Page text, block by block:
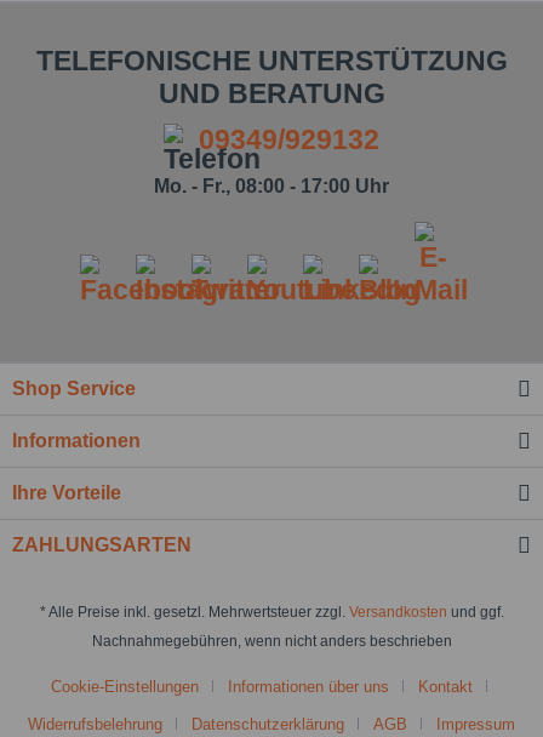
TELEFONISCHE UNTERSTÜTZUNG
UND BERATUNG
09349/929132
Mo. - Fr., 08:00 - 17:00 Uhr
Shop Service
Informationen
Ihre Vorteile
ZAHLUNGSARTEN
* Alle Preise inkl. gesetzl. Mehrwertsteuer zzgl. Versandkosten und ggf.
Nachnahmegebühren, wenn nicht anders beschrieben
Cookie-Einstellungen Informationen über uns Kontakt
Widerrufsbelehrung Datenschutzerklärung AGB Impressum
Einstellungen speichern